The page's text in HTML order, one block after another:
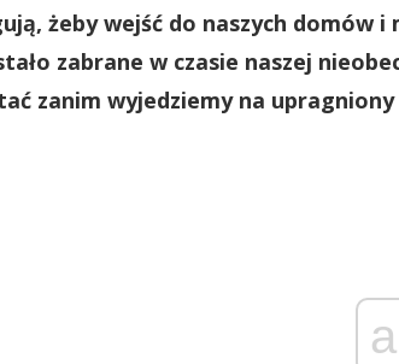
żeby wejść do naszych domów
zabrane w czasie naszej
zanim wyjedziemy na